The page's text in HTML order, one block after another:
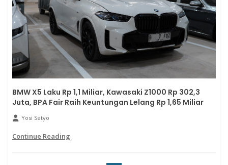
BMW X5 Laku Rp 1,1 Miliar, Kawasaki Z1000 Rp 302,3
Juta, BPA Fair Raih Keuntungan Lelang Rp 1,65 Miliar
Yosi Setyo
Continue Reading